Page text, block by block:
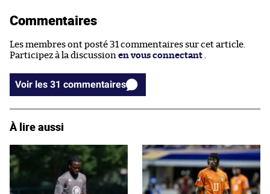
Commentaires
Les membres ont posté 31 commentaires sur cet article.
Participez à la discussion en vous connectant
Voir les 31 commentaires
À lire aussi